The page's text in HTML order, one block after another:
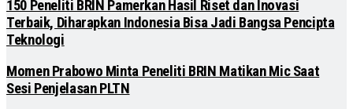
150 Peneliti BRIN Pamerkan Hasil Riset dan Inovasi
Terbaik, Diharapkan Indonesia Bisa Jadi Bangsa Pencipta
Teknologi
Momen Prabowo Minta Peneliti BRIN Matikan Mic Saat
Sesi Penjelasan PLTN